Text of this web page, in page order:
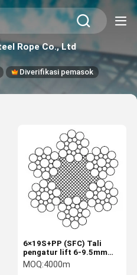
Rope Co., Ltd
Diverifikasi pemasok
6×19S+PP (SFC) Tali
pengatur lift 6-9.5mm
Tali kawat GB 8903-2024
MOQ:4000m